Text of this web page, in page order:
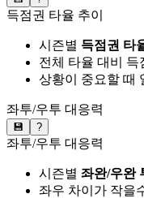
득점권 타율 추이
시즌별 득점권 타
전체 타율 대비 득
상황이 중요할 때
좌투/우투 대응력
💾 ?
좌투/우투 대응력
시즌별 좌완/우완
좌우 차이가 작을